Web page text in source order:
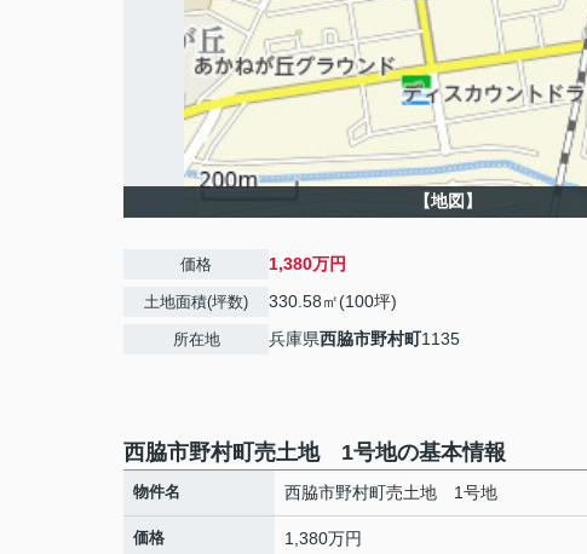
【地図】
価格 1,380万円
土地面積(坪数) 330.58㎡(100坪)
所在地 兵庫県西脇市野村町1135
西脇市野村町売土地 1号地の基本情報
物件名 西脇市野村町売土地 1号地
価格 1,380万円